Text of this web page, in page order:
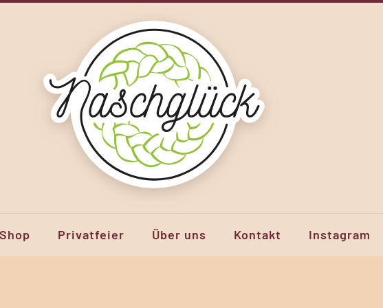
Shop Privatfeier Über uns Kontakt Instagram